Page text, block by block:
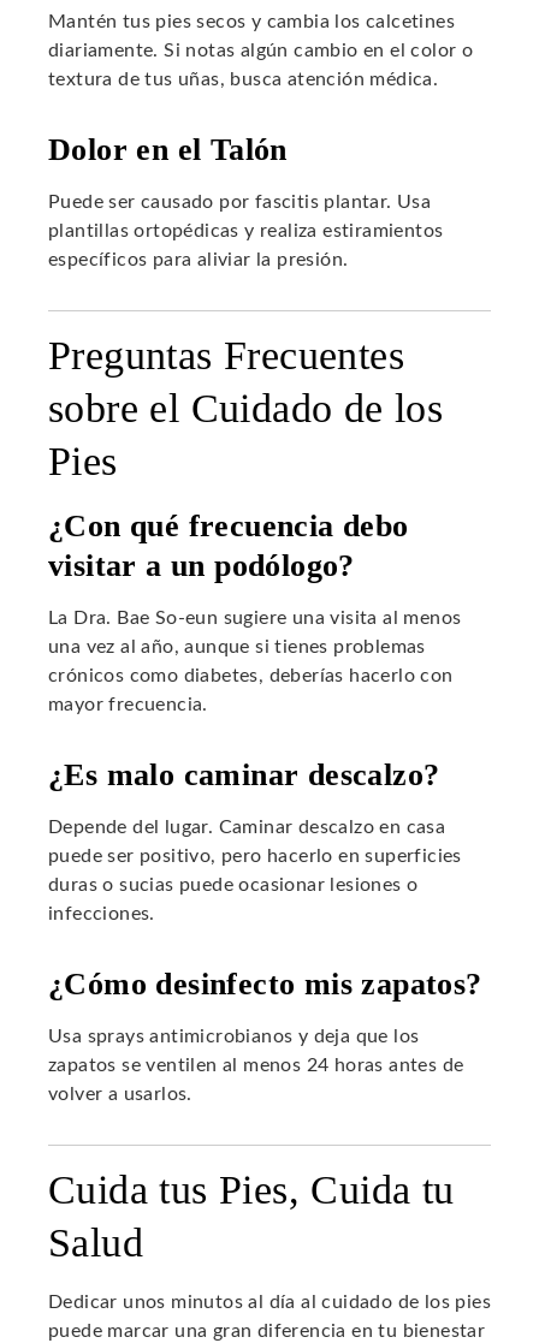
Mantén tus pies secos y cambia los calcetines
diariamente. Si notas algún cambio en el color o
textura de tus uñas, busca atención médica.
Dolor en el Talón
Puede ser causado por fascitis plantar. Usa
plantillas ortopédicas y realiza estiramientos
específicos para aliviar la presión.
Preguntas Frecuentes
sobre el Cuidado de los
Pies
¿Con qué frecuencia debo
visitar a un podólogo?
La Dra. Bae So-eun sugiere una visita al menos
una vez al año, aunque si tienes problemas
crónicos como diabetes, deberías hacerlo con
mayor frecuencia.
¿Es malo caminar descalzo?
Depende del lugar. Caminar descalzo en casa
puede ser positivo, pero hacerlo en superficies
duras o sucias puede ocasionar lesiones o
infecciones.
¿Cómo desinfecto mis zapatos?
Usa sprays antimicrobianos y deja que los
zapatos se ventilen al menos 24 horas antes de
volver a usarlos.
Cuida tus Pies, Cuida tu
Salud
Dedicar unos minutos al día al cuidado de los pies
puede marcar una gran diferencia en tu bienestar